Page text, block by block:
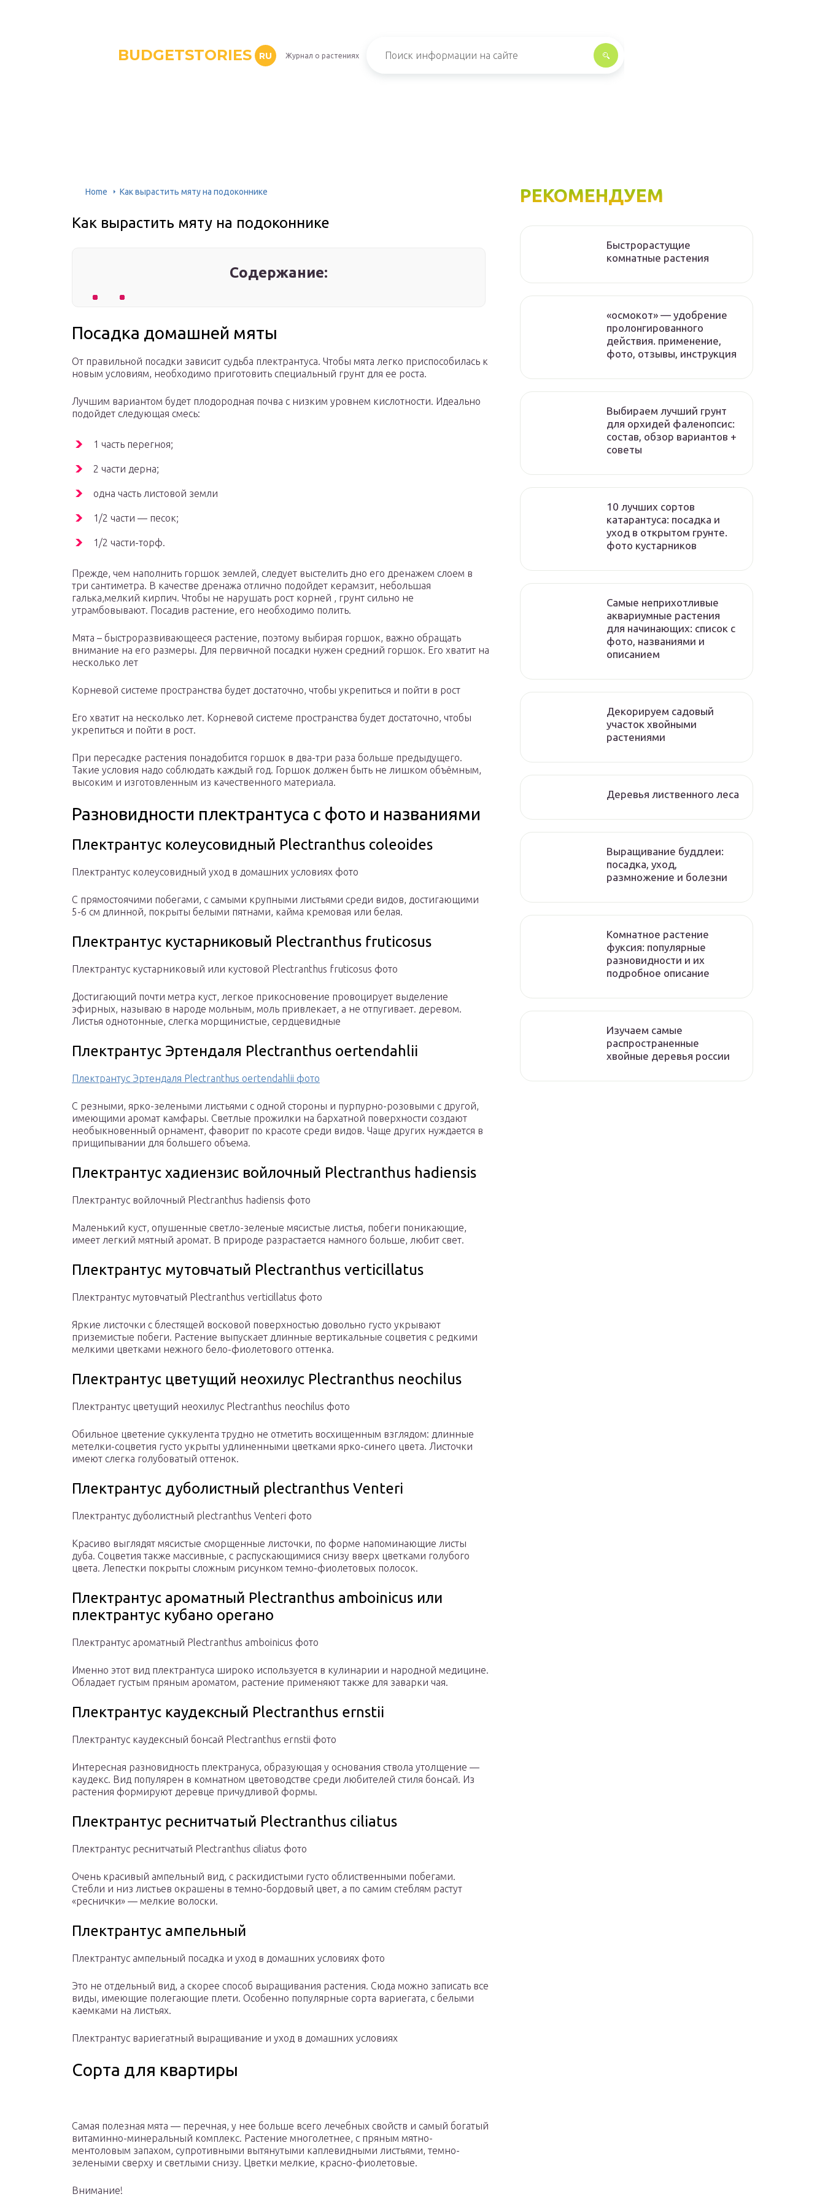
BUDGETSTORIES RU Журнал о растениях
Home Как вырастить мяту на подоконнике
Как вырастить мяту на подоконнике
Содержание:
Посадка домашней мяты
От правильной посадки зависит судьба плектрантуса. Чтобы мята легко приспособилась к
новым условиям, необходимо приготовить специальный грунт для ее роста.
Лучшим вариантом будет плодородная почва с низким уровнем кислотности. Идеально
подойдет следующая смесь:
1 часть перегноя;
2 части дерна;
одна часть листовой земли
1/2 части — песок;
1/2 части-торф.
Прежде, чем наполнить горшок землей, следует выстелить дно его дренажем слоем в
три сантиметра. В качестве дренажа отлично подойдет керамзит, небольшая
галька,мелкий кирпич. Чтобы не нарушать рост корней , грунт сильно не
утрамбовывают. Посадив растение, его необходимо полить.
Мята – быстроразвивающееся растение, поэтому выбирая горшок, важно обращать
внимание на его размеры. Для первичной посадки нужен средний горшок. Его хватит на
несколько лет
Корневой системе пространства будет достаточно, чтобы укрепиться и пойти в рост
Его хватит на несколько лет. Корневой системе пространства будет достаточно, чтобы
укрепиться и пойти в рост.
При пересадке растения понадобится горшок в два-три раза больше предыдущего.
Такие условия надо соблюдать каждый год. Горшок должен быть не лишком объёмным,
высоким и изготовленным из качественного материала.
Разновидности плектрантуса с фото и названиями
Плектрантус колеусовидный Plectranthus coleoides
Плектрантус колеусовидный уход в домашних условиях фото
С прямостоячими побегами, с самыми крупными листьями среди видов, достигающими
5-6 см длинной, покрыты белыми пятнами, кайма кремовая или белая.
Плектрантус кустарниковый Plectranthus fruticosus
Плектрантус кустарниковый или кустовой Plectranthus fruticosus фото
Достигающий почти метра куст, легкое прикосновение провоцирует выделение
эфирных, называю в народе мольным, моль привлекает, а не отпугивает. деревом.
Листья однотонные, слегка морщинистые, сердцевидные
Плектрантус Эртендаля Plectranthus oertendahlii
Плектрантус Эртендаля Plectranthus oertendahlii фото
С резными, ярко-зелеными листьями с одной стороны и пурпурно-розовыми с другой,
имеющими аромат камфары. Светлые прожилки на бархатной поверхности создают
необыкновенный орнамент, фаворит по красоте среди видов. Чаще других нуждается в
прищипывании для большего объема.
Плектрантус хадиензис войлочный Plectranthus hadiensis
Плектрантус войлочный Plectranthus hadiensis фото
Маленький куст, опушенные светло-зеленые мясистые листья, побеги поникающие,
имеет легкий мятный аромат. В природе разрастается намного больше, любит свет.
Плектрантус мутовчатый Plectranthus verticillatus
Плектрантус мутовчатый Plectranthus verticillatus фото
Яркие листочки с блестящей восковой поверхностью довольно густо укрывают
приземистые побеги. Растение выпускает длинные вертикальные соцветия с редкими
мелкими цветками нежного бело-фиолетового оттенка.
Плектрантус цветущий неохилус Plectranthus neochilus
Плектрантус цветущий неохилус Plectranthus neochilus фото
Обильное цветение суккулента трудно не отметить восхищенным взглядом: длинные
метелки-соцветия густо укрыты удлиненными цветками ярко-синего цвета. Листочки
имеют слегка голубоватый оттенок.
Плектрантус дуболистный plectranthus Venteri
Плектрантус дуболистный plectranthus Venteri фото
Красиво выглядят мясистые сморщенные листочки, по форме напоминающие листы
дуба. Соцветия также массивные, с распускающимися снизу вверх цветками голубого
цвета. Лепестки покрыты сложным рисунком темно-фиолетовых полосок.
Плектрантус ароматный Plectranthus amboinicus или
плектрантус кубано орегано
Плектрантус ароматный Plectranthus amboinicus фото
Именно этот вид плектрантуса широко используется в кулинарии и народной медицине.
Обладает густым пряным ароматом, растение применяют также для заварки чая.
Плектрантус каудексный Plectranthus ernstii
Плектрантус каудексный бонсай Plectranthus ernstii фото
Интересная разновидность плектрануса, образующая у основания ствола утолщение —
каудекс. Вид популярен в комнатном цветоводстве среди любителей стиля бонсай. Из
растения формируют деревце причудливой формы.
Плектрантус реснитчатый Plectranthus ciliatus
Плектрантус реснитчатый Plectranthus ciliatus фото
Очень красивый ампельный вид, с раскидистыми густо облиственными побегами.
Стебли и низ листьев окрашены в темно-бордовый цвет, а по самим стеблям растут
«реснички» — мелкие волоски.
Плектрантус ампельный
Плектрантус ампельный посадка и уход в домашних условиях фото
Это не отдельный вид, а скорее способ выращивания растения. Сюда можно записать все
виды, имеющие полегающие плети. Особенно популярные сорта вариегата, с белыми
каемками на листьях.
Плектрантус вариегатный выращивание и уход в домашних условиях
Сорта для квартиры
Самая полезная мята — перечная, у нее больше всего лечебных свойств и самый богатый
витаминно-минеральный комплекс. Растение многолетнее, с пряным мятно-
ментоловым запахом, супротивными вытянутыми каплевидными листьями, темно-
зелеными сверху и светлыми снизу. Цветки мелкие, красно-фиолетовые.
Внимание!
РЕКОМЕНДУЕМ
Быстрорастущие
комнатные растения
«осмокот» — удобрение
пролонгированного
действия. применение,
фото, отзывы, инструкция
Выбираем лучший грунт
для орхидей фаленопсис:
состав, обзор вариантов +
советы
10 лучших сортов
катарантуса: посадка и
уход в открытом грунте.
фото кустарников
Самые неприхотливые
аквариумные растения
для начинающих: список с
фото, названиями и
описанием
Декорируем садовый
участок хвойными
растениями
Деревья лиственного леса
Выращивание буддлеи:
посадка, уход,
размножение и болезни
Комнатное растение
фуксия: популярные
разновидности и их
подробное описание
Изучаем самые
распространенные
хвойные деревья россии